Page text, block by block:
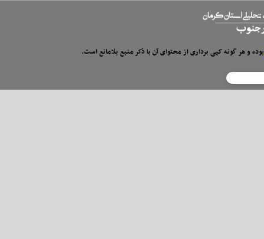
بوده و هر گونه کپی برداری از محتوای آن با ذکر منبع بلامانع است.